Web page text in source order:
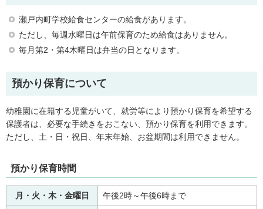
瀬戸内町学校給食センターの給食があります。
ただし、毎週水曜日は午前保育のため給食はありません。
毎月第2・第4木曜日は弁当の日となります。
預かり保育について
幼稚園に在籍する児童がいて、就労等により預かり保育を希望する
保護者は、必要な手続きをおこない、預かり保育を利用できます。
ただし、土・日・祝日、年末年始、お盆期間は利用できません。
預かり保育時間
月・火・木・金曜日 午後2時～午後6時まで